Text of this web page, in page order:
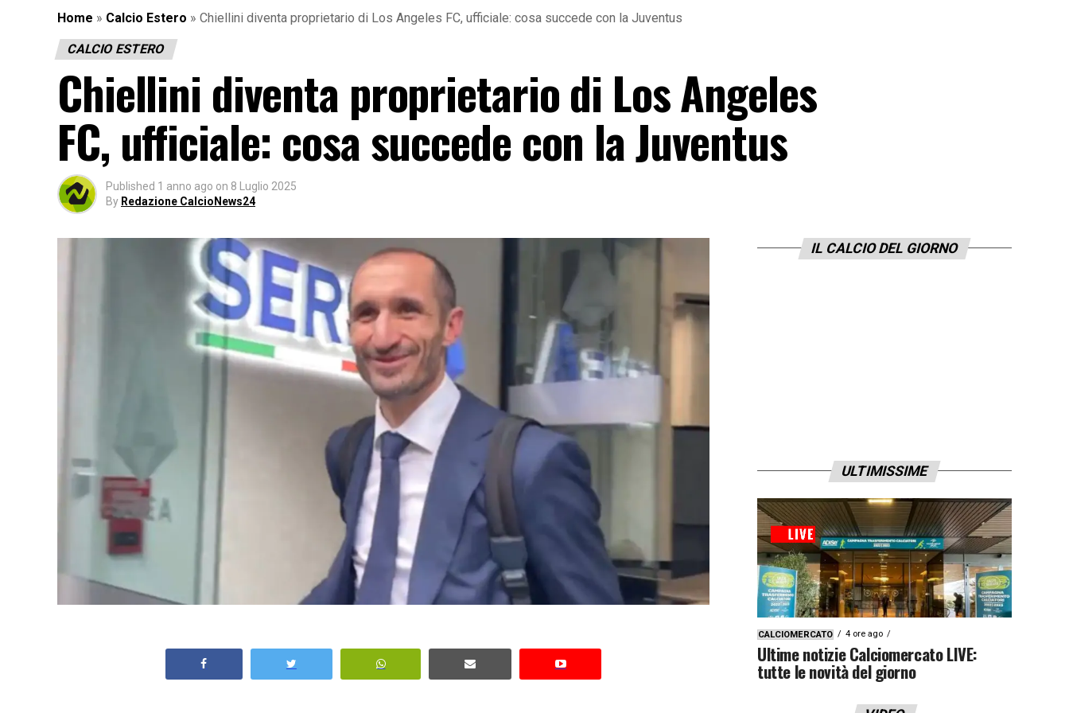
Home » Calcio Estero » Chiellini diventa proprietario di Los Angeles FC, ufficiale: cosa succede con la Juventus
CALCIO ESTERO
Chiellini diventa proprietario di Los Angeles
FC, ufficiale: cosa succede con la Juventus
Published 1 anno ago on 8 Luglio 2025
By Redazione CalcioNews24
IL CALCIO DEL GIORNO
ULTIMISSIME
CALCIOMERCATO 4 ore ago
Ultime notizie Calciomercato LIVE:
tutte le novità del giorno